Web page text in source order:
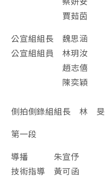
賈茹茵
公宣組組長 魏思涵
公宣組組員 林玥汝
趙志僖
陳奕穎
側拍側錄組組長 林 旻
第一段
導播 朱宣伃
技術指導 黃可函